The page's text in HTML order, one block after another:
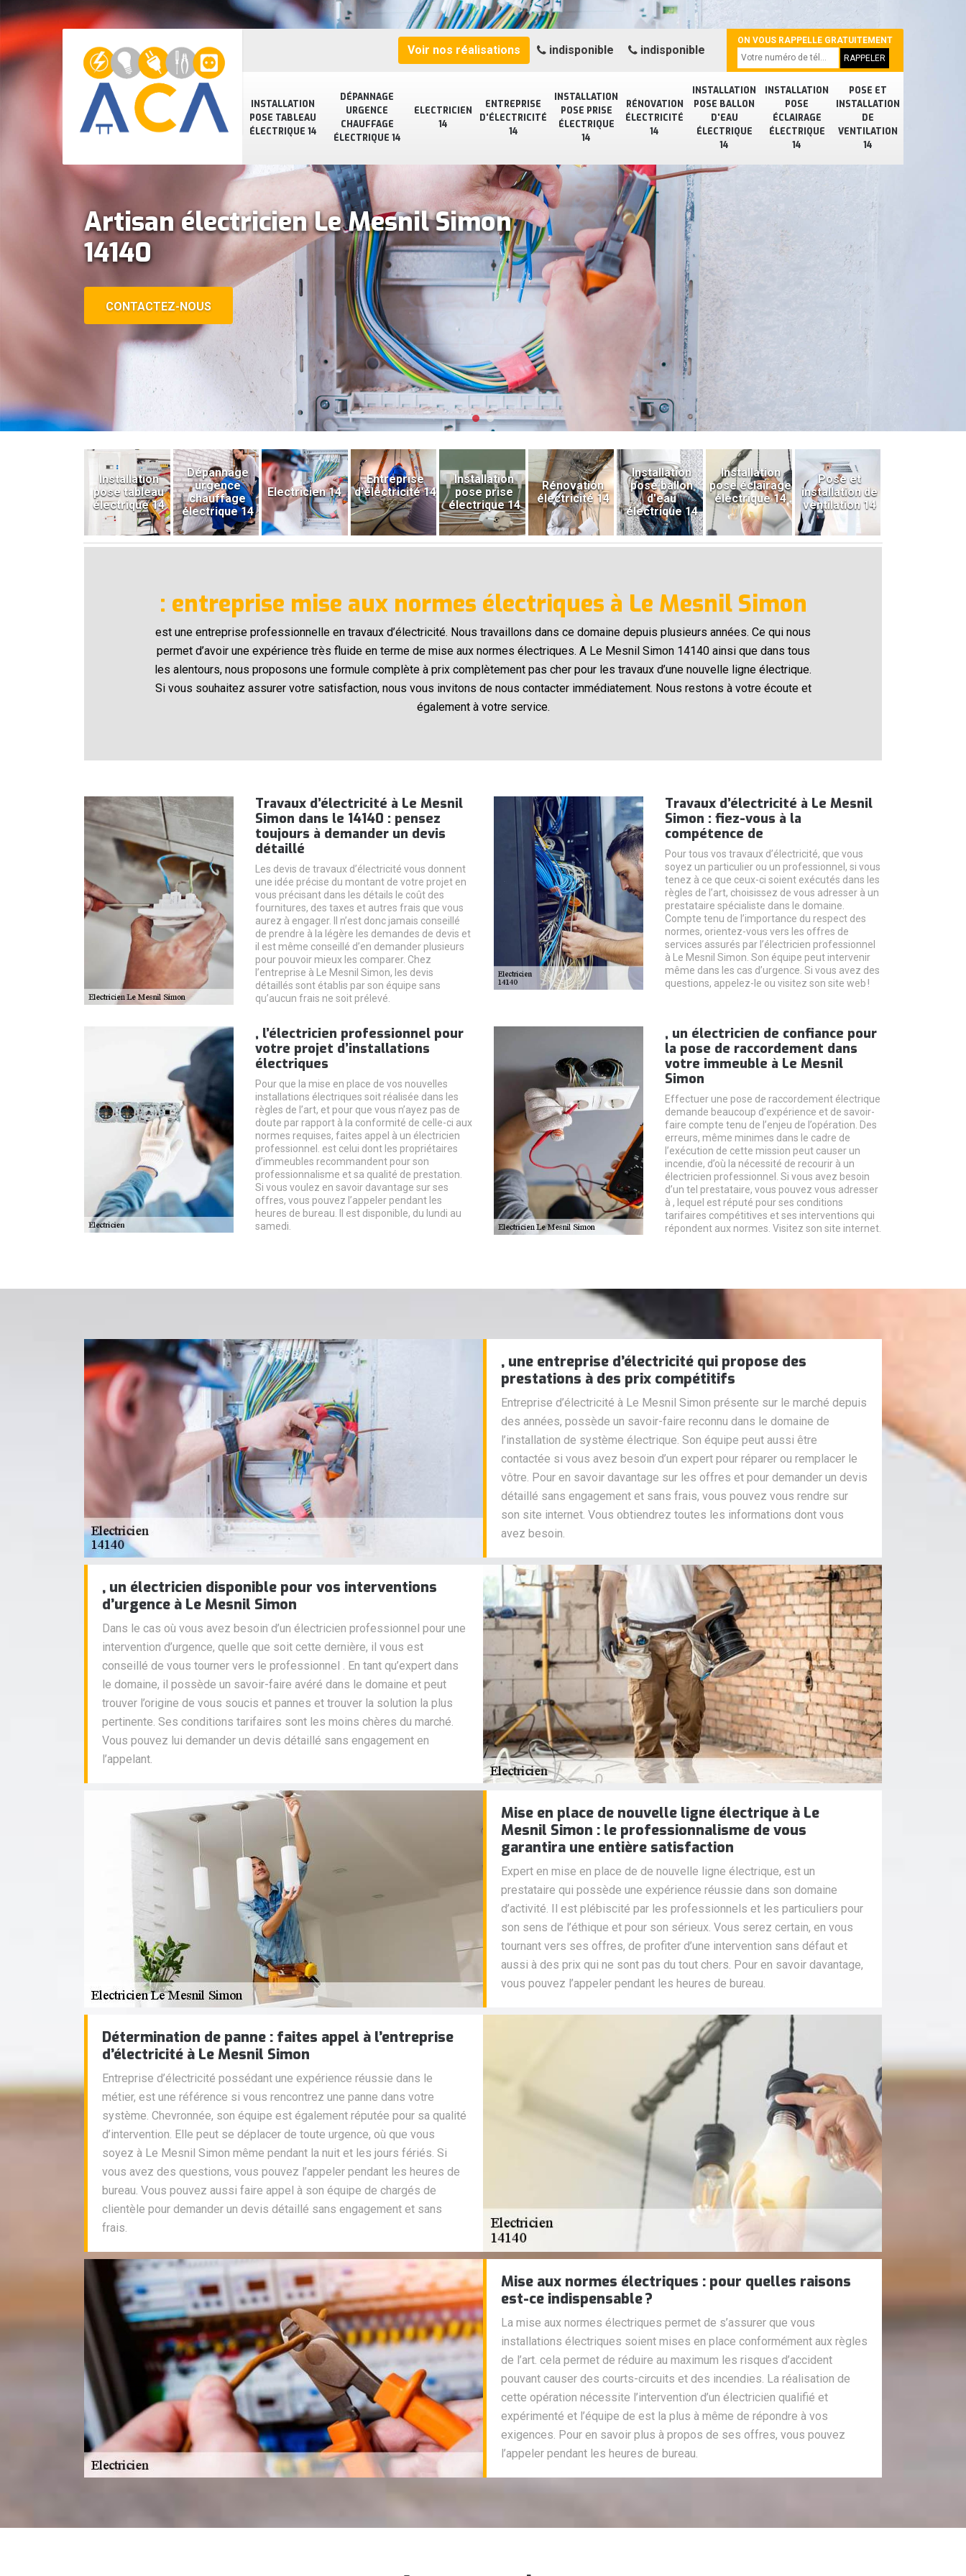
INSTALLATION
POSE TABLEAU
ÉLECTRIQUE 14
DÉPANNAGE
URGENCE
CHAUFFAGE
ÉLECTRIQUE 14
ELECTRICIEN
14
ENTREPRISE
D'ÉLECTRICITÉ
14
INSTALLATION
POSE PRISE
ÉLECTRIQUE
14
RÉNOVATION
ÉLECTRICITÉ
14
INSTALLATION
POSE BALLON
D'EAU
ÉLECTRIQUE
14
INSTALLATION
POSE
ÉCLAIRAGE
ÉLECTRIQUE
14
POSE ET
INSTALLATION
DE
VENTILATION
14
Voir nos réalisations indisponible indisponible
ON VOUS RAPPELLE GRATUITEMENT
Artisan électricien Le Mesnil Simon
14140
CONTACTEZ-NOUS
Installation
pose tableau
électrique 14
Dépannage
urgence
chauffage
électrique 14
Electricien 14
Entreprise
d'électricité 14
Installation
pose prise
électrique 14
Rénovation
électricité 14
Installation
pose ballon
d'eau
électrique 14
Installation
pose éclairage
électrique 14
Pose et
installation de
ventilation 14
: entreprise mise aux normes électriques à Le Mesnil Simon
est une entreprise professionnelle en travaux d’électricité. Nous travaillons dans ce domaine depuis plusieurs années. Ce qui nous
permet d’avoir une expérience très fluide en terme de mise aux normes électriques. A Le Mesnil Simon 14140 ainsi que dans tous
les alentours, nous proposons une formule complète à prix complètement pas cher pour les travaux d’une nouvelle ligne électrique.
Si vous souhaitez assurer votre satisfaction, nous vous invitons de nous contacter immédiatement. Nous restons à votre écoute et
également à votre service.
Travaux d’électricité à Le Mesnil
Simon dans le 14140 : pensez
toujours à demander un devis
détaillé
Les devis de travaux d’électricité vous donnent
une idée précise du montant de votre projet en
vous précisant dans les détails le coût des
fournitures, des taxes et autres frais que vous
aurez à engager. Il n’est donc jamais conseillé
de prendre à la légère les demandes de devis et
il est même conseillé d’en demander plusieurs
pour pouvoir mieux les comparer. Chez
l’entreprise à Le Mesnil Simon, les devis
détaillés sont établis par son équipe sans
qu’aucun frais ne soit prélevé.
Travaux d’électricité à Le Mesnil
Simon : fiez-vous à la
compétence de
Pour tous vos travaux d’électricité, que vous
soyez un particulier ou un professionnel, si vous
tenez à ce que ceux-ci soient exécutés dans les
règles de l’art, choisissez de vous adresser à un
prestataire spécialiste dans le domaine.
Compte tenu de l’importance du respect des
normes, orientez-vous vers les offres de
services assurés par l’électricien professionnel
à Le Mesnil Simon. Son équipe peut intervenir
même dans les cas d’urgence. Si vous avez des
questions, appelez-le ou visitez son site web !
, l’électricien professionnel pour
votre projet d’installations
électriques
Pour que la mise en place de vos nouvelles
installations électriques soit réalisée dans les
règles de l’art, et pour que vous n’ayez pas de
doute par rapport à la conformité de celle-ci aux
normes requises, faites appel à un électricien
professionnel. est celui dont les propriétaires
d’immeubles recommandent pour son
professionnalisme et sa qualité de prestation.
Si vous voulez en savoir davantage sur ses
offres, vous pouvez l’appeler pendant les
heures de bureau. Il est disponible, du lundi au
samedi.
, un électricien de confiance pour
la pose de raccordement dans
votre immeuble à Le Mesnil
Simon
Effectuer une pose de raccordement électrique
demande beaucoup d’expérience et de savoir-
faire compte tenu de l’enjeu de l’opération. Des
erreurs, même minimes dans le cadre de
l’exécution de cette mission peut causer un
incendie, d’où la nécessité de recourir à un
électricien professionnel. Si vous avez besoin
d’un tel prestataire, vous pouvez vous adresser
à , lequel est réputé pour ses conditions
tarifaires compétitives et ses interventions qui
répondent aux normes. Visitez son site internet.
, une entreprise d’électricité qui propose des
prestations à des prix compétitifs
Entreprise d’électricité à Le Mesnil Simon présente sur le marché depuis
des années, possède un savoir-faire reconnu dans le domaine de
l’installation de système électrique. Son équipe peut aussi être
contactée si vous avez besoin d’un expert pour réparer ou remplacer le
vôtre. Pour en savoir davantage sur les offres et pour demander un devis
détaillé sans engagement et sans frais, vous pouvez vous rendre sur
son site internet. Vous obtiendrez toutes les informations dont vous
avez besoin.
, un électricien disponible pour vos interventions
d’urgence à Le Mesnil Simon
Dans le cas où vous avez besoin d’un électricien professionnel pour une
intervention d’urgence, quelle que soit cette dernière, il vous est
conseillé de vous tourner vers le professionnel . En tant qu’expert dans
le domaine, il possède un savoir-faire avéré dans le domaine et peut
trouver l’origine de vous soucis et pannes et trouver la solution la plus
pertinente. Ses conditions tarifaires sont les moins chères du marché.
Vous pouvez lui demander un devis détaillé sans engagement en
l’appelant.
Mise en place de nouvelle ligne électrique à Le
Mesnil Simon : le professionnalisme de vous
garantira une entière satisfaction
Expert en mise en place de de nouvelle ligne électrique, est un
prestataire qui possède une expérience réussie dans son domaine
d’activité. Il est plébiscité par les professionnels et les particuliers pour
son sens de l’éthique et pour son sérieux. Vous serez certain, en vous
tournant vers ses offres, de profiter d’une intervention sans défaut et
aussi à des prix qui ne sont pas du tout chers. Pour en savoir davantage,
vous pouvez l’appeler pendant les heures de bureau.
Détermination de panne : faites appel à l’entreprise
d’électricité à Le Mesnil Simon
Entreprise d’électricité possédant une expérience réussie dans le
métier, est une référence si vous rencontrez une panne dans votre
système. Chevronnée, son équipe est également réputée pour sa qualité
d’intervention. Elle peut se déplacer de toute urgence, où que vous
soyez à Le Mesnil Simon même pendant la nuit et les jours fériés. Si
vous avez des questions, vous pouvez l’appeler pendant les heures de
bureau. Vous pouvez aussi faire appel à son équipe de chargés de
clientèle pour demander un devis détaillé sans engagement et sans
frais.
Mise aux normes électriques : pour quelles raisons
est-ce indispensable ?
La mise aux normes électriques permet de s’assurer que vous
installations électriques soient mises en place conformément aux règles
de l’art. cela permet de réduire au maximum les risques d’accident
pouvant causer des courts-circuits et des incendies. La réalisation de
cette opération nécessite l’intervention d’un électricien qualifié et
expérimenté et l’équipe de est la plus à même de répondre à vos
exigences. Pour en savoir plus à propos de ses offres, vous pouvez
l’appeler pendant les heures de bureau.